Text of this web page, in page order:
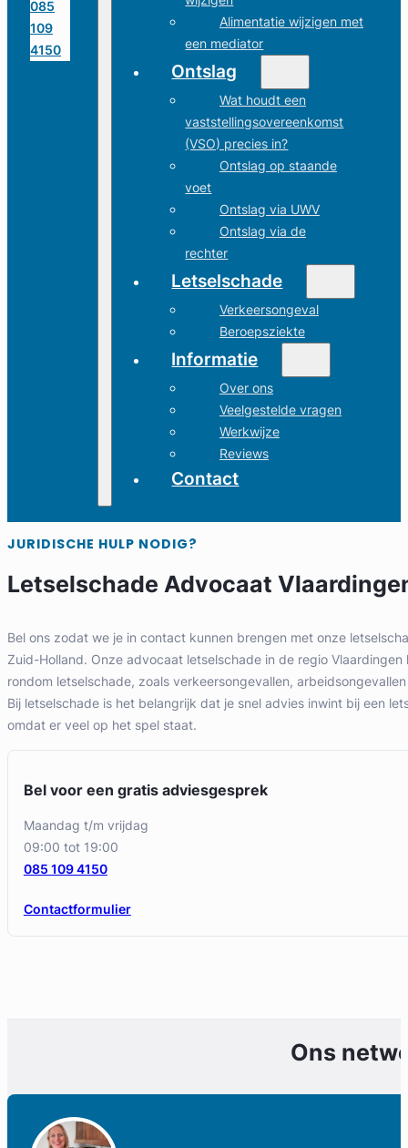
085
109
4150
Alimentatie wijzigen met
een mediator
Ontslag
Wat houdt een
vaststellingsovereenkomst
(VSO) precies in?
Ontslag op staande
voet
Ontslag via UWV
Ontslag via de
rechter
Letselschade
Verkeersongeval
Beroepsziekte
Informatie
Over ons
Veelgestelde vragen
Werkwijze
Reviews
Contact
JURIDISCHE HULP NODIG?
Letselschade Advocaat
Bel ons zodat we je in contact kunnen brengen met onze
Zuid-Holland. Onze advocaat letselschade in de regio
rondom letselschade, zoals verkeersongevallen,
Bij letselschade is het belangrijk dat je snel advies inwint bij een
omdat er veel op het spel staat.
Bel voor een gratis adviesgesprek
maandag t/m vrijdag
09:00 tot 19:00
Contactformulier
085 109 4150
Ons